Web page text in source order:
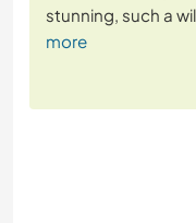
stunning, such a
more